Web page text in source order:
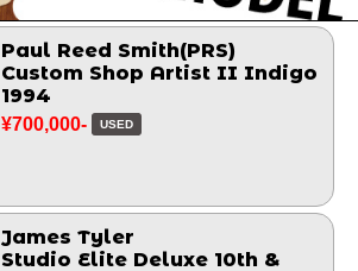
Paul Reed Smith(PRS)
Custom Shop Artist II Indigo
1994
¥700,000- USED
James Tyler
Studio Elite Deluxe 10th &